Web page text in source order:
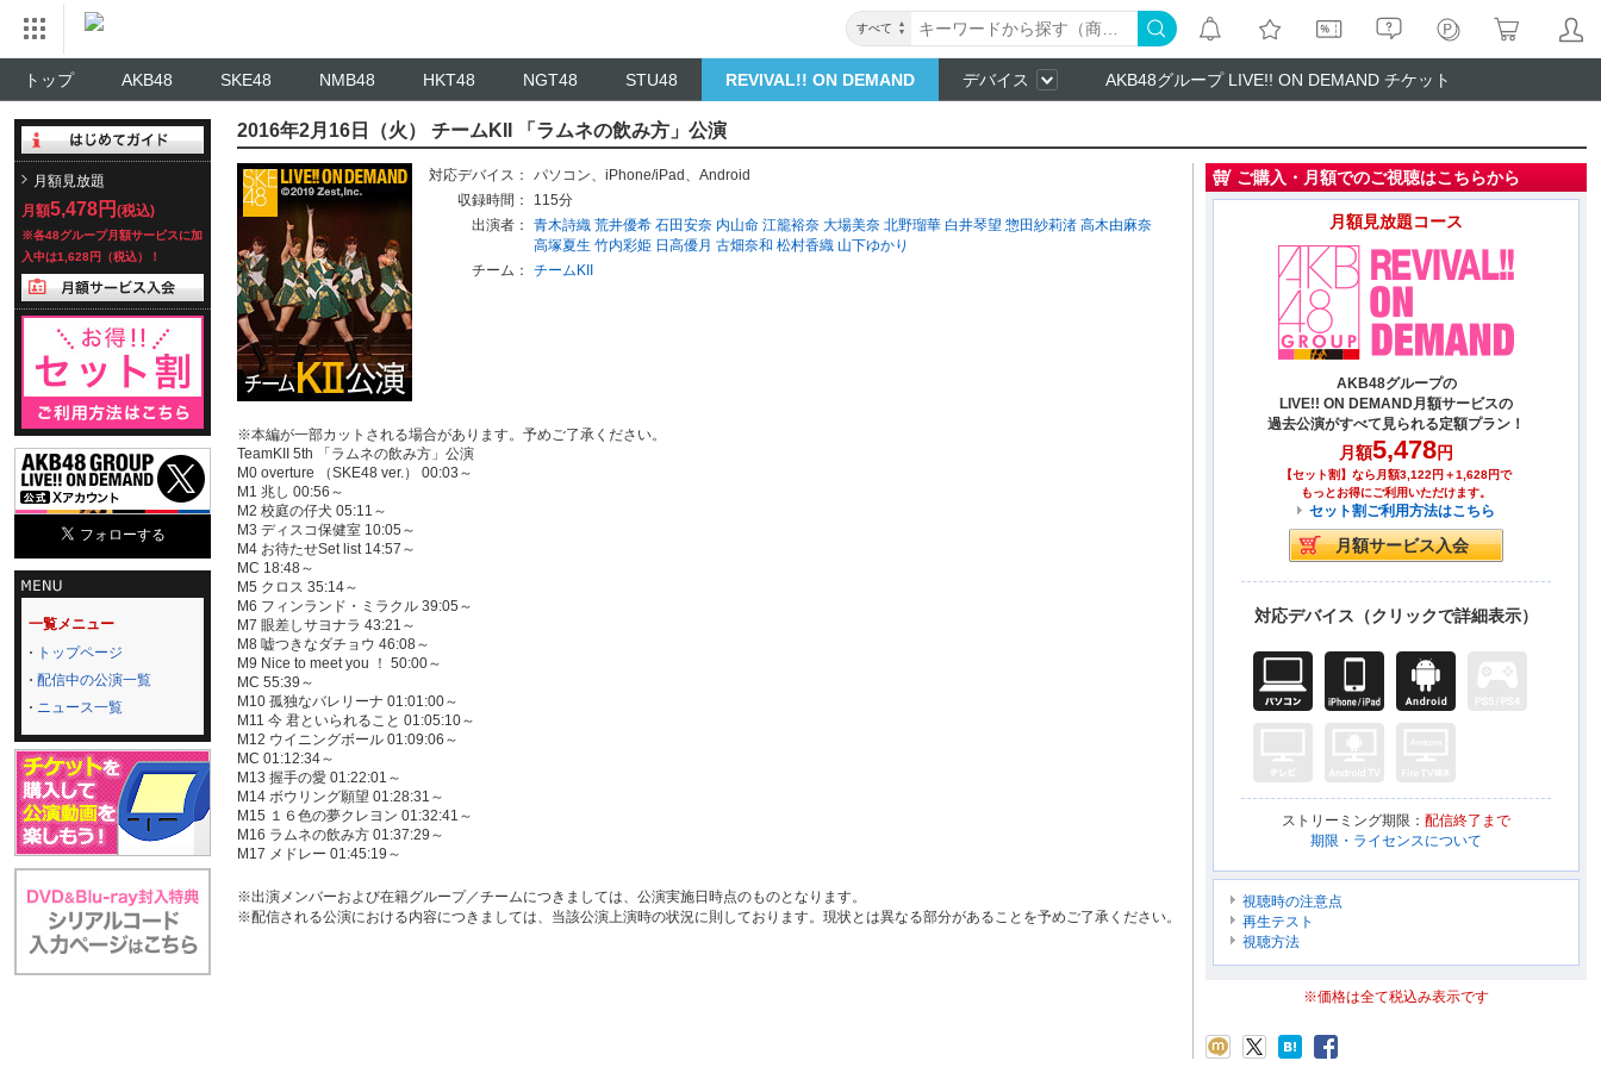
すべて
トップ AKB48 SKE48 NMB48 HKT48 NGT48 STU48 REVIVAL!! ON DEMAND デバイス AKB48グループ LIVE!! ON DEMAND チケット
月額見放題
月額5,478円 (税込)
※各48グループ月額サービスに加
入中は1,628円（税込）！
一覧メニュー
トップページ
配信中の公演一覧
ニュース一覧
2016年2月16日（火） チームKII 「ラムネの飲み方」公演
対応デバイス： パソコン、 iPhone/iPad 、 Android
収録時間：
115分
出演者：
青木詩織 荒井優希 石田安奈 内山命 江籠裕奈 大場美奈 北野瑠華 白井琴望 惣田紗莉渚 高木由麻奈
高塚夏生 竹内彩姫 日高優月 古畑奈和 松村香織 山下ゆかり
チーム：
チームKII
※本編が一部カットされる場合があります。予めご了承ください。
TeamKII 5th 「ラムネの飲み方」公演
M0 overture （SKE48 ver.） 00:03～
M1 兆し 00:56～
M2 校庭の仔犬 05:11～
M3 ディスコ保健室 10:05～
M4 お待たせSet list 14:57～
MC 18:48～
M5 クロス 35:14～
M6 フィンランド・ミラクル 39:05～
M7 眼差しサヨナラ 43:21～
M8 嘘つきなダチョウ 46:08～
M9 Nice to meet you ！ 50:00～
MC 55:39～
M10 孤独なバレリーナ 01:01:00～
M11 今 君といられること 01:05:10～
M12 ウイニングボール 01:09:06～
MC 01:12:34～
M13 握手の愛 01:22:01～
M14 ボウリング願望 01:28:31～
M15 １６色の夢クレヨン 01:32:41～
M16 ラムネの飲み方 01:37:29～
M17 メドレー 01:45:19～
※出演メンバーおよび在籍グループ／チームにつきましては、公演実施日時点のものとなります。
※配信される公演における内容につきましては、当該公演上演時の状況に則しております。現状とは異なる部分があることを予めご了承ください。
ご購入・月額でのご視聴はこちらから
月額見放題コース
AKB48グループの
LIVE!! ON DEMAND月額サービスの
過去公演がすべて見られる定額プラン！
月額5,478円
【セット割】なら月額3,122円＋1,628円で
もっとお得にご利用いただけます。
セット割ご利用方法はこちら
対応デバイス（クリックで詳細表示）
ストリーミング期限： 配信終了まで
期限・ライセンスについて
視聴時の注意点
再生テスト
視聴方法
※価格は全て税込み表示です